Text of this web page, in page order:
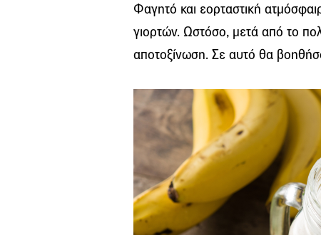
Φαγητό και εορταστική
γιορτών. Ωστόσο, μετά από το
αποτοξίνωση. Σε αυτό θα